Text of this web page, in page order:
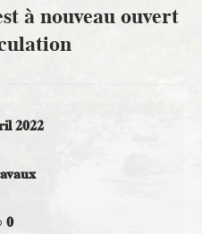
à nouveau ouvert
2022
0